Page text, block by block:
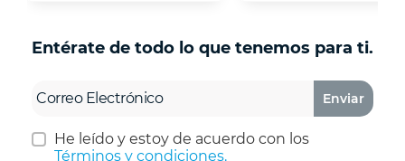
Entérate de todo lo que tenemos para ti.
Enviar
He leído y estoy de acuerdo con los
Términos y condiciones.